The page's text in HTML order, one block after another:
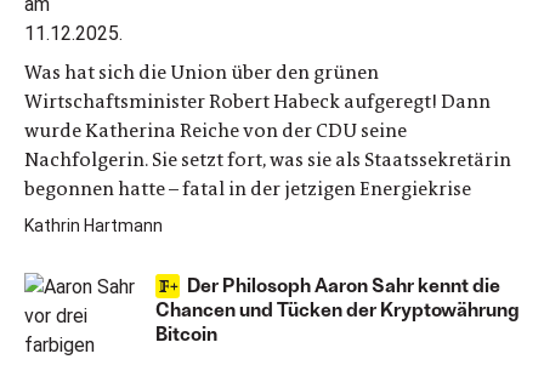
Was hat sich die Union über den grünen
Wirtschaftsminister Robert Habeck aufgeregt! Dann
wurde Katherina Reiche von der CDU seine
Nachfolgerin. Sie setzt fort, was sie als Staatssekretärin
begonnen hatte – fatal in der jetzigen Energiekrise
Kathrin Hartmann
Der Philosoph Aaron Sahr kennt die
Chancen und Tücken der Kryptowährung
Bitcoin